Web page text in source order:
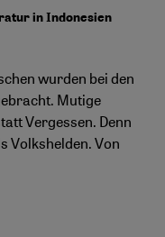
in Indonesien
wurden bei den
Mutige
Vergessen. Denn
Volkshelden. Von